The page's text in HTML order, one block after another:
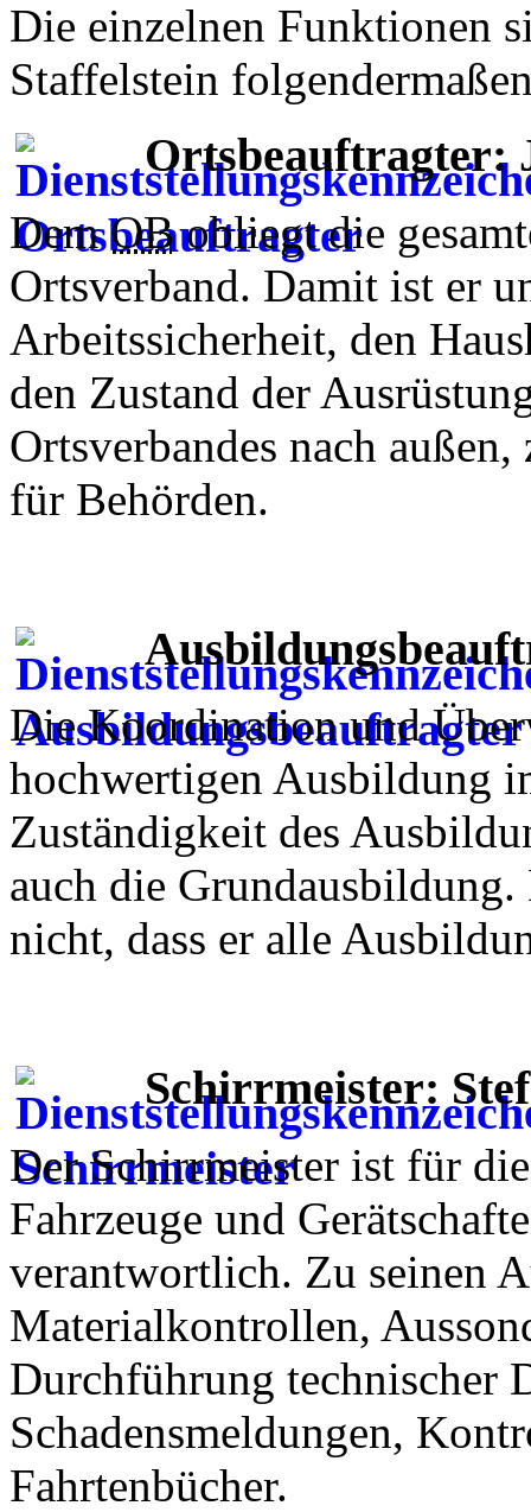
Die einzelnen Funktionen
Staffelstein
Ortsbeauftragter:
DemOBobliegt die
Ortsverband. Damit ist er
Arbeitssicherheit, den
den Zustand der
Ortsverbandes nach
für Behörden.
Die Koordination und
hochwertigen Ausbildung
Zuständigkeit des
auch die
nicht, dass er alle
Schirrmeister:
Der Schirrmeister ist für
Fahrzeuge und
verantwortlich. Zu seinen
Materialkontrollen,
Durchführung technischer
Schadensmeldungen,
Fahrtenbücher.